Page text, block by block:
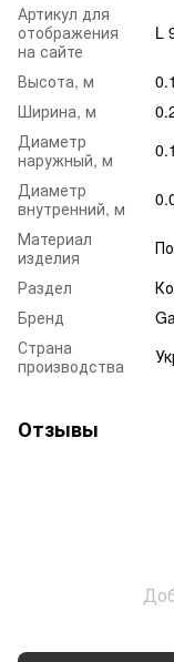
Артикул для
отображения
на сайте
L
Высота, м
Ширина, м
Диаметр
наружный, м
Диаметр
внутренний, м
Материал
изделия
Раздел
Бренд
Страна
производства
Отзывы